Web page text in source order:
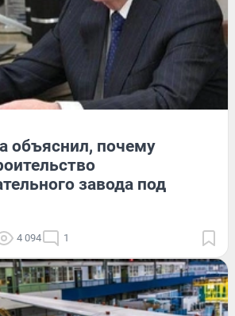
объяснил, почему
завода под
4 094 1